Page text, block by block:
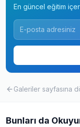
En güncel eğitim
Galeriler sayfasına
Bunları da